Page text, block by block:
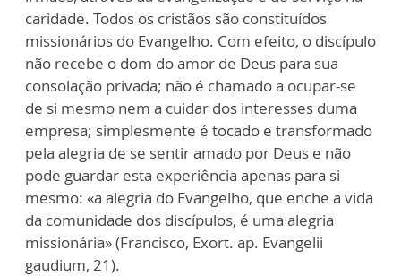
caridade. Todos os cristãos são constituídos
missionários do Evangelho. Com efeito, o discípulo
não recebe o dom do amor de Deus para sua
consolação privada; não é chamado a ocupar-se
de si mesmo nem a cuidar dos interesses duma
empresa; simplesmente é tocado e transformado
pela alegria de se sentir amado por Deus e não
pode guardar esta experiência apenas para si
mesmo: «a alegria do Evangelho, que enche a vida
da comunidade dos discípulos, é uma alegria
missionária» (Francisco, Exort. ap. Evangelii
gaudium, 21).